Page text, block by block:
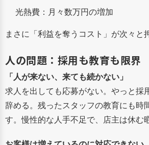
光熱費：月々数万円の増加
まさに「利益を奪うコスト」が次々と
人の問題：採用も教育も限界
「人が来ない、来ても続かない」
求人を出しても応募がない。やっと採
辞める。残ったスタッフの教育にも時
す。慢性的な人手不足で、店主は休む